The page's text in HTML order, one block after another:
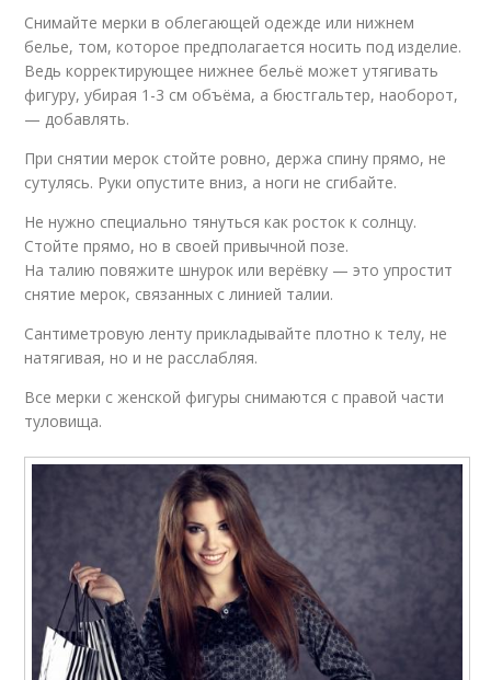
Одежды для мужчин Женский гардероб
Одежды по
параметрам
Одежды по расчету
Одежды по таблице
Одежды между
размерами
Верхний одежда Одежды по росту
Вес для верхней
одежды
Женская куртка
Одежды по госту
Одежда для
миниатюрных
женщин
Снимайте мерки в облегающей одежде или нижнем
белье, том, которое предполагается носить под изделие.
Ведь корректирующее нижнее бельё может утягивать
фигуру, убирая 1-3 см объёма, а бюстгальтер, наоборот,
— добавлять.
При снятии мерок стойте ровно, держа спину прямо, не
сутулясь. Руки опустите вниз, а ноги не сгибайте.
Не нужно специально тянуться как росток к солнцу.
Стойте прямо, но в своей привычной позе.
На талию повяжите шнурок или верёвку — это упростит
снятие мерок, связанных с линией талии.
Сантиметровую ленту прикладывайте плотно к телу, не
натягивая, но и не расслабляя.
Все мерки с женской фигуры снимаются с правой части
туловища.